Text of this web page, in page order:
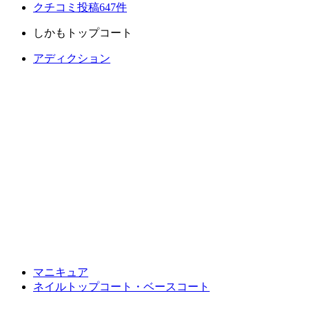
クチコミ投稿647件
しかもトップコート
アディクション
マニキュア
ネイルトップコート・ベースコート